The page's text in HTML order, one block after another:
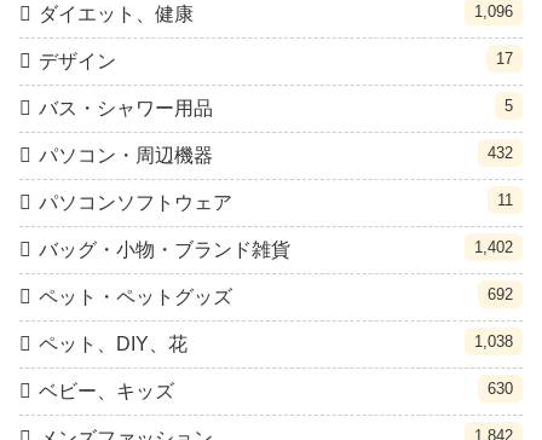
ダイエット、健康 1,096
デザイン 17
バス・シャワー用品 5
パソコン・周辺機器 432
パソコンソフトウェア 11
バッグ・小物・ブランド雑貨 1,402
ペット・ペットグッズ 692
ペット、DIY、花 1,038
ベビー、キッズ 630
1,842